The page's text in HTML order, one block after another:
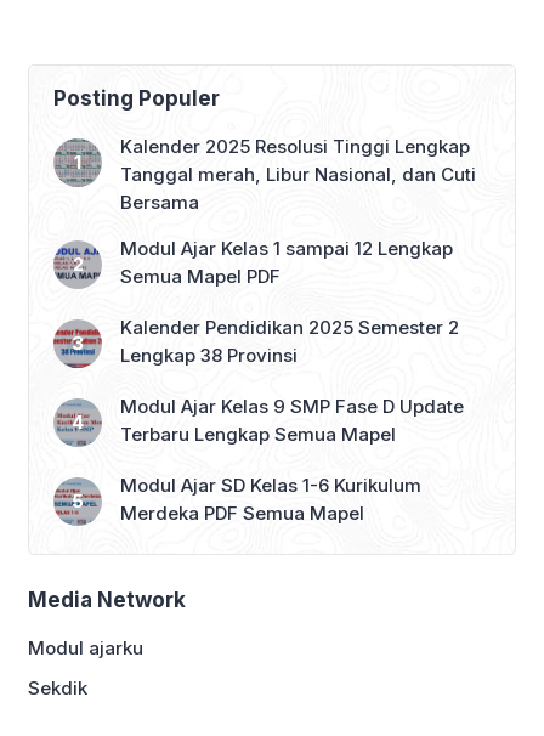
Posting Populer
Kalender 2025 Resolusi Tinggi Lengkap
Tanggal merah, Libur Nasional, dan Cuti
Bersama
Modul Ajar Kelas 1 sampai 12 Lengkap
Semua Mapel PDF
Kalender Pendidikan 2025 Semester 2
Lengkap 38 Provinsi
Modul Ajar Kelas 9 SMP Fase D Update
Terbaru Lengkap Semua Mapel
Modul Ajar SD Kelas 1-6 Kurikulum
Merdeka PDF Semua Mapel
Media Network
Modul ajarku
Sekdik